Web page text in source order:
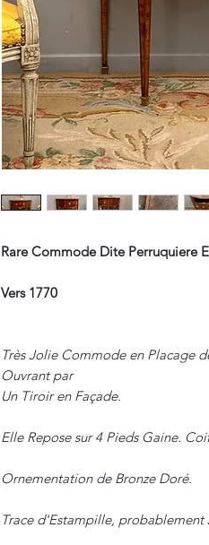
Rare Commode Dite Perruquiere
Vers 1770
Très Jolie Commode en Placage
Ouvrant par
Un Tiroir en Façade.
Elle Repose sur 4 Pieds Gaine.
Ornementation de Bronze Doré.
Trace d'Estampille, probablement